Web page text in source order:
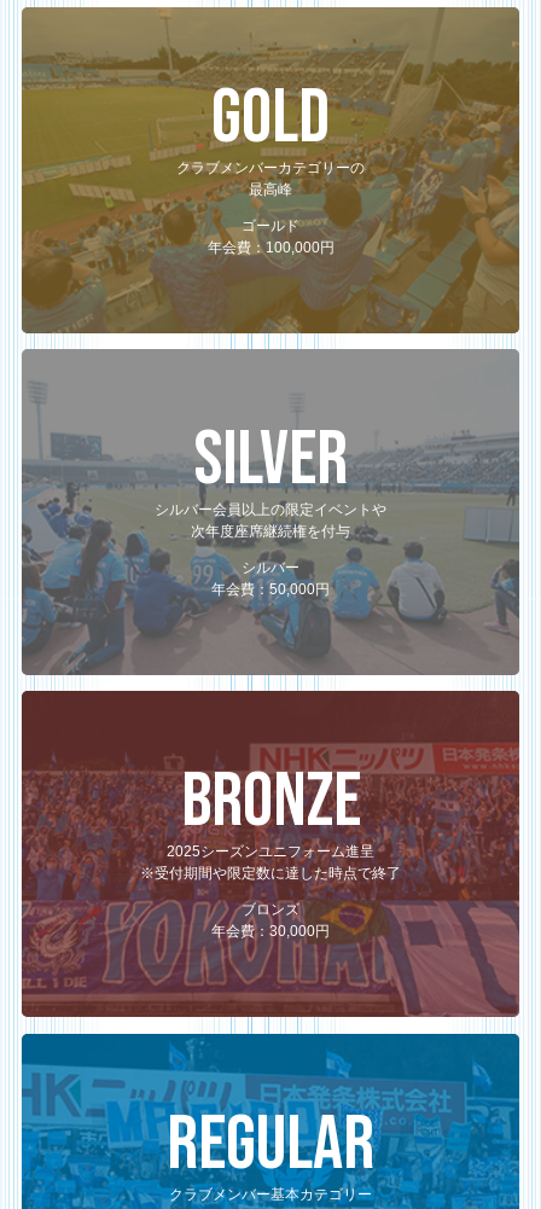
GOLD
クラブメンバーカテゴリーの
最高峰
ゴールド
年会費：100,000円
SILVER
シルバー会員以上の限定イベントや
次年度座席継続権を付与
シルバー
年会費：50,000円
BRONZE
2025シーズンユニフォーム進呈
※受付期間や限定数に達した時点で終了
ブロンズ
年会費：30,000円
REGULAR
クラブメンバー基本カテゴリー